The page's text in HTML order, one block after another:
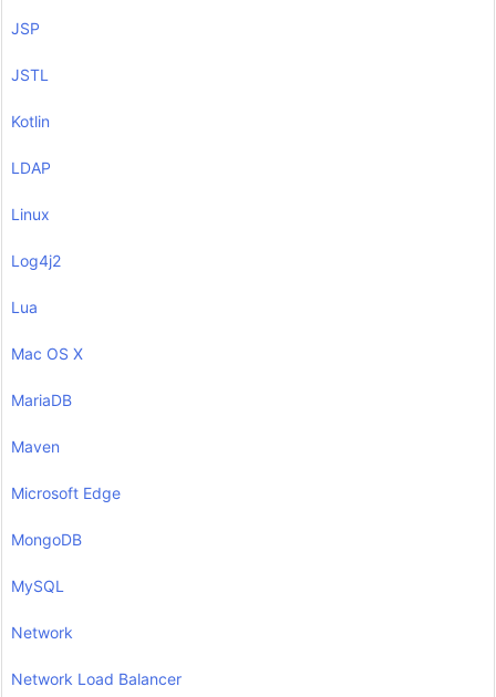
JSP
JSTL
Kotlin
LDAP
Linux
Log4j2
Lua
Mac OS X
MariaDB
Maven
Microsoft Edge
MongoDB
MySQL
Network
Network Load Balancer